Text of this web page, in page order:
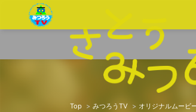
Top みつろうTV オリジナルムービ